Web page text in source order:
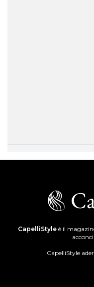
CapelliStyleè il
CapelliStyle